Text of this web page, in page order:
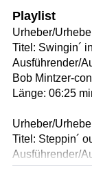
Playlist
Urheber/
Titel: Swingin´
Ausführender/
Bob Mintzer-
Länge: 06:25
Urheber/
Titel: Steppin´
Ausführender/
Bob Mintzer-